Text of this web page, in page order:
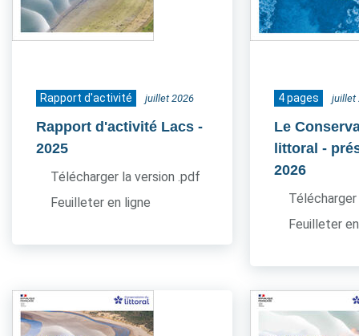
Rapport d'activité juillet 2026
Rapport d'activité Lacs -
2025
Télécharger la version .pdf
Feuilleter en ligne
4 pages juillet
Le
littoral -
2026
Feuilleter